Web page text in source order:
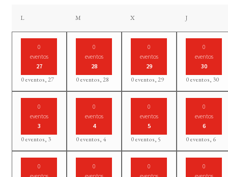
Llunes Mmartes Xmiércoles Jjueves
0
eventos
27
0 eventos,27
0
eventos
28
0 eventos,28
0
eventos
29
0 eventos,29
0
eventos
30
0 eventos, 30
0
eventos
3
0 eventos, 3
0
eventos
4
0 eventos, 4
0
eventos
5
0 eventos,5
0
eventos
6
0 eventos, 6
0
0
0
0